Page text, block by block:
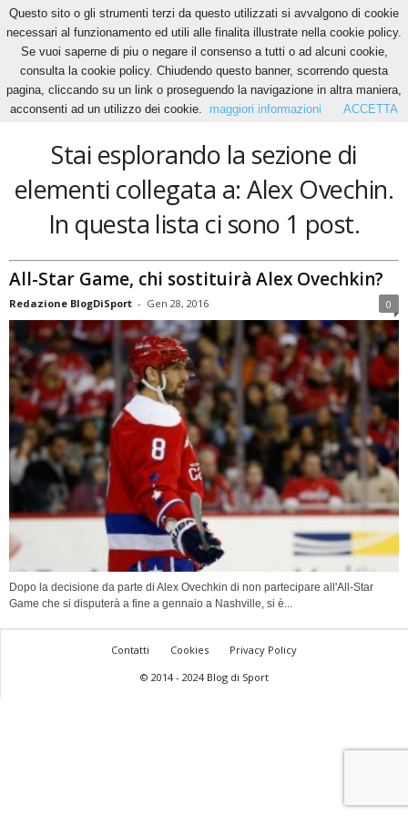
Home Tags Alex Ovechin
Alex Ovechin
Stai esplorando la sezione di
elementi collegata a: Alex Ovechin.
In questa lista ci sono 1 post.
All-Star Game, chi sostituirà Alex Ovechkin?
Redazione BlogDiSport - Gen 28, 2016 0
Dopo la decisione da parte di Alex Ovechkin di non partecipare all'All-Star
Game che si disputerà a fine a gennaio a Nashville, si è...
Contatti Cookies
Privacy Policy
© 2014 - 2024 Blog di Sport
Questo sito o gli strumenti terzi da questo utilizzati si avvalgono di cookie
necessari al funzionamento ed utili alle finalita illustrate nella cookie policy.
Se vuoi saperne di piu o negare il consenso a tutti o ad alcuni cookie,
consulta la cookie policy. Chiudendo questo banner, scorrendo questa
pagina, cliccando su un link o proseguendo la navigazione in altra maniera,
acconsenti ad un utilizzo dei cookie.
maggiori informazioni ACCETTA